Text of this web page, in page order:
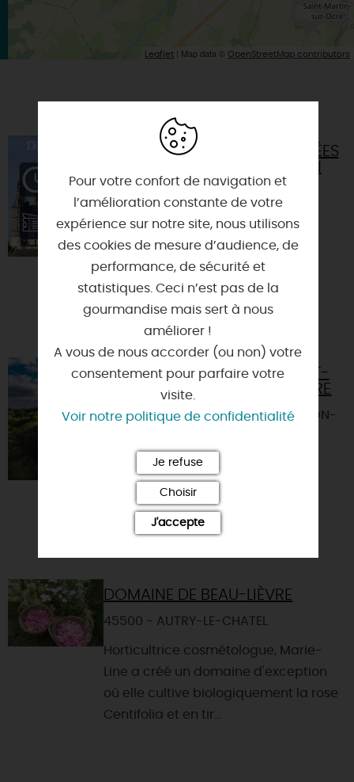
Leaflet | Map data © OpenStreetMap contributors
VISITES COMMENTÉES
DE LA VILLE DE GIEN
CHÂTEAU DE SAINT-
BRISSON-SUR-LOIRE
45500 - SAINT-BRISSON-
DOMAINE DE BEAU-LIÈVRE
45500 - AUTRY-LE-CHATEL
Horticultrice cosmétologue, Marie-
Line a créé un domaine d'exception
où elle cultive biologiquement la rose
Centifolia et en tir...
Pour votre confort de navigation et
l’amélioration constante de votre
expérience sur notre site, nous utilisons
des cookies de mesure d’audience, de
performance, de sécurité et
statistiques. Ceci n’est pas de la
gourmandise mais sert à nous
améliorer !
A vous de nous accorder (ou non) votre
consentement pour parfaire votre
visite.
Voir notre politique de confidentialité
Je refuse
Choisir
J'accepte